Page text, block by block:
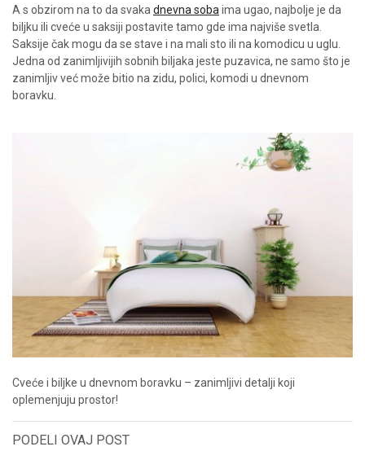
A s obzirom na to da svaka dnevna soba ima ugao, najbolje je da
biljku ili cveće u saksiji postavite tamo gde ima najviše svetla.
Saksije čak mogu da se stave i na mali sto ili na komodicu u uglu.
Jedna od zanimljivijih sobnih biljaka jeste puzavica, ne samo što je
zanimljiv već može bitio na zidu, polici, komodi u dnevnom
boravku.
Cveće i biljke u dnevnom boravku – zanimljivi detalji koji
oplemenjuju prostor!
PODELI OVAJ POST